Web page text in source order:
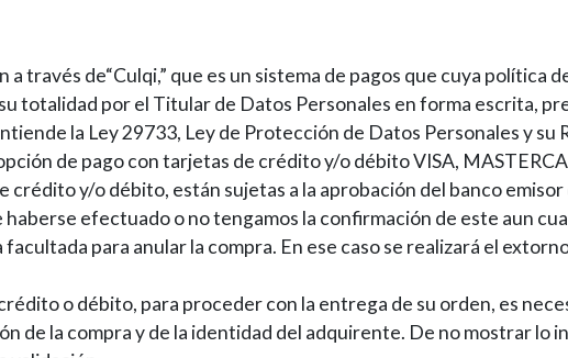
a través de“Culqi,” que es un sistema de pagos que cuya
totalidad por el Titular de Datos Personales en forma escrita,
la Ley 29733, Ley de Protección de Datos Personales y su
de pago con tarjetas de crédito y/o débito VISA,
crédito y/o débito, están sujetas a la aprobación del banco
efectuado o no tengamos la confirmación de este aun
para anular la compra. En ese caso se realizará el
o débito, para proceder con la entrega de su orden, es
de la compra y de la identidad del adquirente. De no mostrar lo